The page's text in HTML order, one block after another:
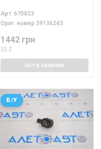
Арт. 670823
Ориг. номер 39136243
1442 грн
32 $
Нет в наличии
Б/У